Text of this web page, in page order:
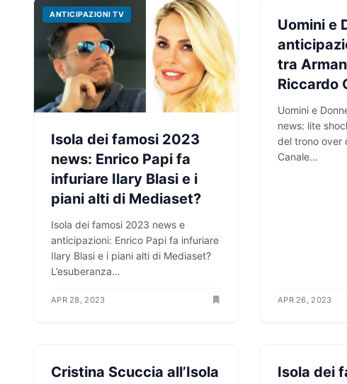
ANTICIPAZIONI TV
Isola dei famosi 2023
news: Enrico Papi fa
infuriare Ilary Blasi e i
piani alti di Mediaset?
Isola dei famosi 2023 news e
anticipazioni: Enrico Papi fa infuriare
Ilary Blasi e i piani alti di Mediaset?
L’esuberanza...
APR 28, 2023
Uomini e
tra
Riccardo
Uomini e
news: lite
del trono over
Canale...
APR 26, 2023
Cristina Scuccia all’Isola
Isola dei